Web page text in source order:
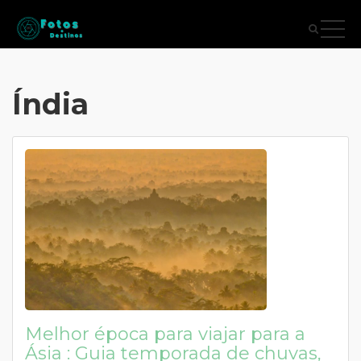
Índia
Melhor época para viajar para a
Ásia : Guia temporada de chuvas,